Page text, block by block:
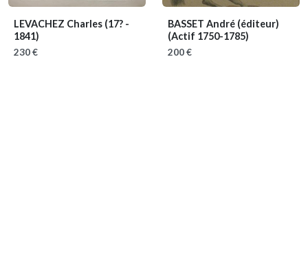
LEVACHEZ Charles (17? -
1841)
230 €
BASSET André (éditeur)
(Actif 1750-1785)
200 €